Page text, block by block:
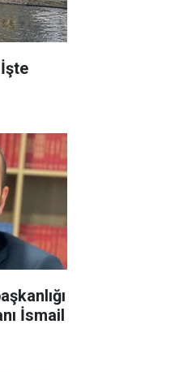
İsmail